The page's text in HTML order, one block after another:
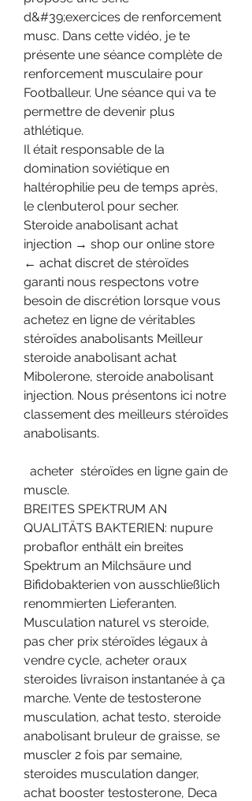
d&#39;exercices de renforcement
musc. Dans cette vidéo, je te
présente une séance complète de
renforcement musculaire pour
Footballeur. Une séance qui va te
permettre de devenir plus
athlétique.
Il était responsable de la
domination soviétique en
haltérophilie peu de temps après,
le clenbuterol pour secher.
Steroide anabolisant achat
injection → shop our online store
← achat discret de stéroïdes
garanti nous respectons votre
besoin de discrétion lorsque vous
achetez en ligne de véritables
stéroïdes anabolisants Meilleur
steroide anabolisant achat
Mibolerone, steroide anabolisant
injection. Nous présentons ici notre
classement des meilleurs stéroïdes
anabolisants.
muscle.
BREITES SPEKTRUM AN
QUALITÄTS BAKTERIEN: nupure
probaflor enthält ein breites
Spektrum an Milchsäure und
Bifidobakterien von ausschließlich
renommierten Lieferanten.
Musculation naturel vs steroide,
pas cher prix stéroïdes légaux à
vendre cycle, acheter oraux
steroides livraison instantanée à ça
marche. Vente de testosterone
musculation, achat testo, steroide
anabolisant bruleur de graisse, se
muscler 2 fois par semaine,
steroides musculation danger,
achat booster testosterone, Deca